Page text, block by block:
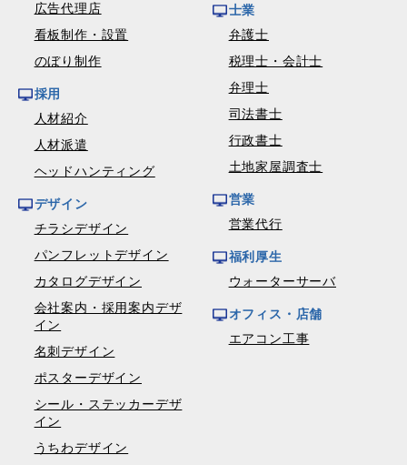
広告代理店
看板制作・設置
のぼり制作
採用
人材紹介
人材派遣
ヘッドハンティング
デザイン
チラシデザイン
パンフレットデザイン
カタログデザイン
会社案内・採用案内デザ
イン
名刺デザイン
ポスターデザイン
シール・ステッカーデザ
イン
うちわデザイン
士業
弁護士
税理士・会計士
弁理士
司法書士
行政書士
土地家屋調査士
営業
営業代行
福利厚生
ウォーターサーバ
オフィス・店舗
エアコン工事